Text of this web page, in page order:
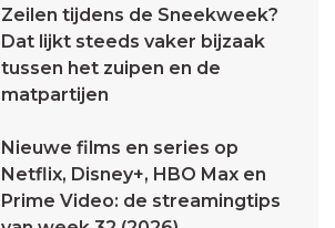
Zeilen tijdens de Sneekweek?
Dat lijkt steeds vaker bijzaak
tussen het zuipen en de
matpartijen
Nieuwe films en series op
Netflix, Disney+, HBO Max en
Prime Video: de streamingtips